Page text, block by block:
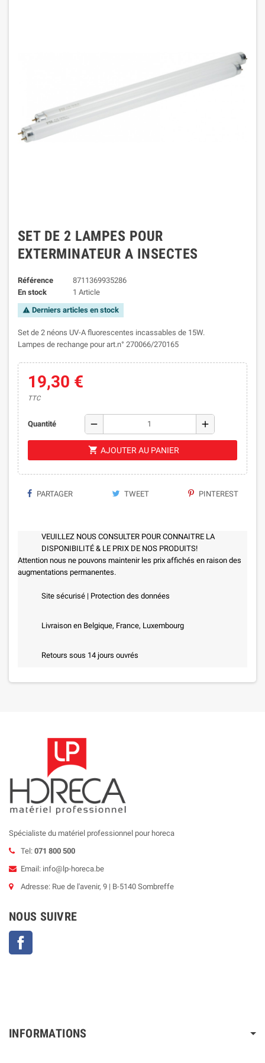
SET DE 2 LAMPES POUR
EXTERMINATEUR A INSECTES
Référence
8711369935286
En stock
1 Article
warning Derniers articles en stock
Set de 2 néons UV-A fluorescentes incassables de 15W.
Lampes de rechange pour art.n° 270066/270165
19,30 €
TTC
Quantité remove add
shopping_cart AJOUTER AU PANIER
PARTAGER TWEET PINTEREST
VEUILLEZ NOUS CONSULTER POUR CONNAITRE LA
DISPONIBILITÉ & LE PRIX DE NOS PRODUITS!
Attention nous ne pouvons maintenir les prix affichés en raison des
augmentations permanentes.
Site sécurisé | Protection des données
Livraison en Belgique, France, Luxembourg
Retours sous 14 jours ouvrés
Spécialiste du matériel professionnel pour horeca
Tel: 071 800 500
Email: info@lp-horeca.be
Adresse: Rue de l'avenir, 9 | B-5140 Sombreffe
NOUS SUIVRE
INFORMATIONS